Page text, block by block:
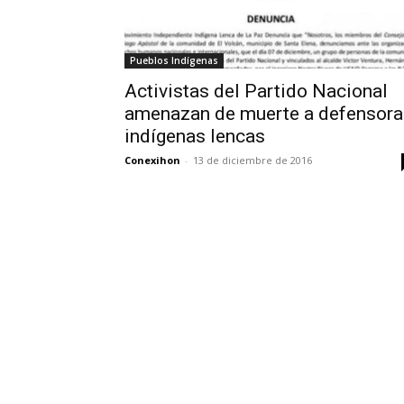
Pueblos Indígenas
Activistas del Partido Nacional
amenazan de muerte a
indígenas lencas
Conexihon - 13 de diciembre de 2016